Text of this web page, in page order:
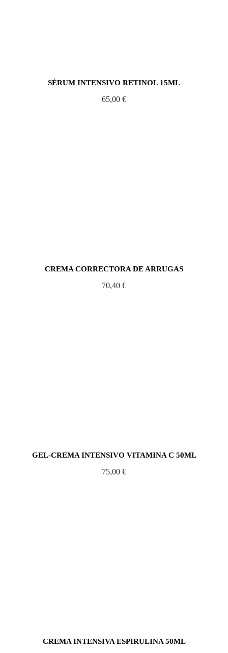
SÉRUM INTENSIVO RETINOL 15ML
65,00 €
CREMA CORRECTORA DE ARRUGAS
70,40 €
GEL-CREMA INTENSIVO VITAMINA C 50ML
75,00 €
CREMA INTENSIVA ESPIRULINA 50ML